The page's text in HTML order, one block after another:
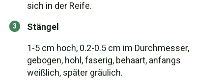
sich in der Reife.
Stängel
1-5 cm hoch, 0.2-0.5 cm im Durchmesser,
gebogen, hohl, faserig, behaart, anfangs
weißlich, später gräulich.